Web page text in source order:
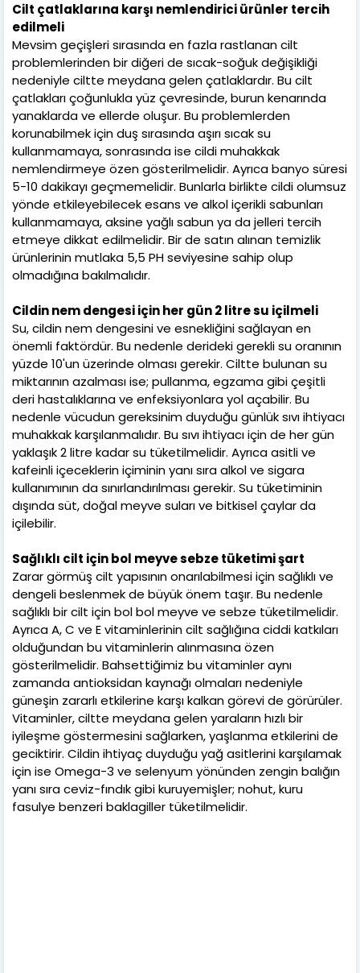
Cilt çatlaklarına karşı nemlendirici ürünler tercih
edilmeli
Mevsim geçişleri sırasında en fazla rastlanan cilt
problemlerinden bir diğeri de sıcak-soğuk değişikliği
nedeniyle ciltte meydana gelen çatlaklardır. Bu cilt
çatlakları çoğunlukla yüz çevresinde, burun kenarında
yanaklarda ve ellerde oluşur. Bu problemlerden
korunabilmek için duş sırasında aşırı sıcak su
kullanmamaya, sonrasında ise cildi muhakkak
nemlendirmeye özen gösterilmelidir. Ayrıca banyo süresi
5-10 dakikayı geçmemelidir. Bunlarla birlikte cildi olumsuz
yönde etkileyebilecek esans ve alkol içerikli sabunları
kullanmamaya, aksine yağlı sabun ya da jelleri tercih
etmeye dikkat edilmelidir. Bir de satın alınan temizlik
ürünlerinin mutlaka 5,5 PH seviyesine sahip olup
olmadığına bakılmalıdır.
Cildin nem dengesi için her gün 2 litre su içilmeli
Su, cildin nem dengesini ve esnekliğini sağlayan en
önemli faktördür. Bu nedenle derideki gerekli su oranının
yüzde 10'un üzerinde olması gerekir. Ciltte bulunan su
miktarının azalması ise; pullanma, egzama gibi çeşitli
deri hastalıklarına ve enfeksiyonlara yol açabilir. Bu
nedenle vücudun gereksinim duyduğu günlük sıvı ihtiyacı
muhakkak karşılanmalıdır. Bu sıvı ihtiyacı için de her gün
yaklaşık 2 litre kadar su tüketilmelidir. Ayrıca asitli ve
kafeinli içeceklerin içiminin yanı sıra alkol ve sigara
kullanımının da sınırlandırılması gerekir. Su tüketiminin
dışında süt, doğal meyve suları ve bitkisel çaylar da
içilebilir.
Sağlıklı cilt için bol meyve sebze tüketimi şart
Zarar görmüş cilt yapısının onarılabilmesi için sağlıklı ve
dengeli beslenmek de büyük önem taşır. Bu nedenle
sağlıklı bir cilt için bol bol meyve ve sebze tüketilmelidir.
Ayrıca A, C ve E vitaminlerinin cilt sağlığına ciddi katkıları
olduğundan bu vitaminlerin alınmasına özen
gösterilmelidir. Bahsettiğimiz bu vitaminler aynı
zamanda antioksidan kaynağı olmaları nedeniyle
güneşin zararlı etkilerine karşı kalkan görevi de görürüler.
Vitaminler, ciltte meydana gelen yaraların hızlı bir
iyileşme göstermesini sağlarken, yaşlanma etkilerini de
geciktirir. Cildin ihtiyaç duyduğu yağ asitlerini karşılamak
için ise Omega-3 ve selenyum yönünden zengin balığın
yanı sıra ceviz-fındık gibi kuruyemişler; nohut, kuru
fasulye benzeri baklagiller tüketilmelidir.